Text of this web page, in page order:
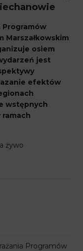
Programów
Marszałkowskim
osiem
jest
efektów
wstępnych
żywo
Programów